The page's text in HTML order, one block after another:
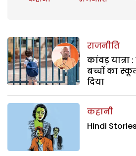
राजनीति
कांवड़ यात्रा
बच्चों का
दिया
कहानी
Hindi